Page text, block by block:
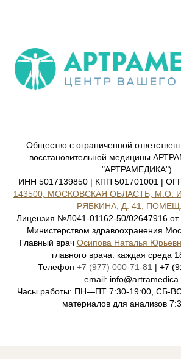
Общество с ограниченной
восстановительной медицины
"АРТРАМЕДИКА")
ИНН 5017139850 | КПП 501701001 |
143500, МОСКОВСКАЯ ОБЛАСТЬ, М.О.
РЯБКИНА, Д. 41, ПОМЕЩ.
Лицензия №Л041-01162-50/02647916 от
Министерством здравоохранения
Главный врач Осипова Наталья
главного врача: каждая среда
Телефон +7 (977) 000-71-81 | +7
email:
Часы работы: ПН—ПТ 7:30-19:00, СБ-
материалов для анализов